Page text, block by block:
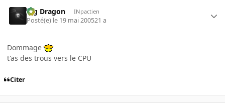
Big Dragon INpactien
Posté(e) le 19 mai 200521 a
Dommage
t'as des trous vers le CPU
Citer